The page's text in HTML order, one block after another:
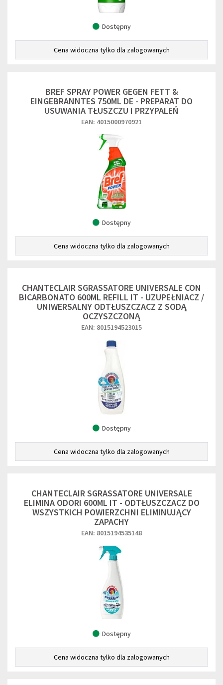
Dostępny
Cena widoczna tylko dla zalogowanych
BREF SPRAY POWER GEGEN FETT &
EINGEBRANNTES 750ML DE - PREPARAT DO
USUWANIA TŁUSZCZU I PRZYPALEŃ
EAN: 4015000970921
Dostępny
Cena widoczna tylko dla zalogowanych
CHANTECLAIR SGRASSATORE UNIVERSALE CON
BICARBONATO 600ML REFILL IT - UZUPEŁNIACZ /
UNIWERSALNY ODTŁUSZCZACZ Z SODĄ
OCZYSZCZONĄ
EAN: 8015194523015
Dostępny
Cena widoczna tylko dla zalogowanych
CHANTECLAIR SGRASSATORE UNIVERSALE
ELIMINA ODORI 600ML IT - ODTŁUSZCZACZ DO
WSZYSTKICH POWIERZCHNI ELIMINUJĄCY
ZAPACHY
EAN: 8015194535148
Dostępny
Cena widoczna tylko dla zalogowanych